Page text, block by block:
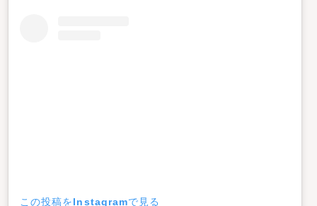
この投稿をInstagramで見る